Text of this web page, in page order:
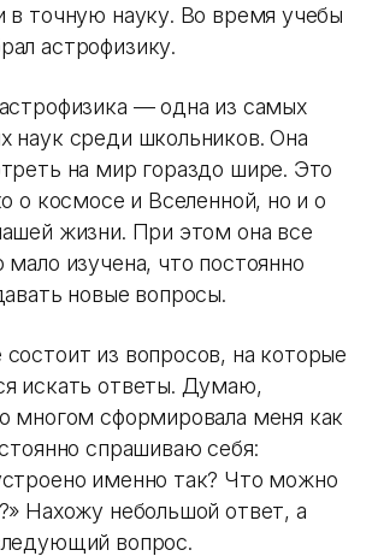
в точную науку. Во время учебы
астрофизику.
— одна из самых
наук среди школьников. Она
на мир гораздо шире. Это
о космосе и Вселенной, но и о
жизни. При этом она все
изучена, что постоянно
новые вопросы.
из вопросов, на которые
искать ответы. Думаю,
многом сформировала меня как
спрашиваю себя:
именно так? Что можно
Нахожу небольшой ответ, а
вопрос.